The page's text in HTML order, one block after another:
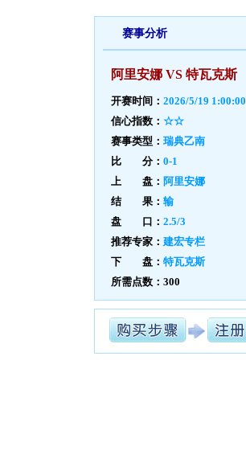
赛事分析
阿里安娜 VS 特瓦克斯
开赛时间： 2026/5/19 1:00:00
信心指数： ☆☆
赛事类型： 瑞典乙南
比 分： 0-1
上 盘： 阿里安娜
结 果： 输
盘 口： 2.5/3
推荐专家： 建宏专栏
下 盘： 特瓦克斯
所需点数：300